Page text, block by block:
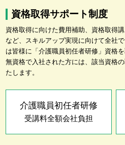
資格取得サポート制度
資格取得に向けた費用補助、資格取得
など、スキルアップ実現に向けて全社
は皆様に「介護職員初任者研修」資格
無資格で入社された方には、該当資格
たします。
介護職員初任者研修
受講料全額会社負担